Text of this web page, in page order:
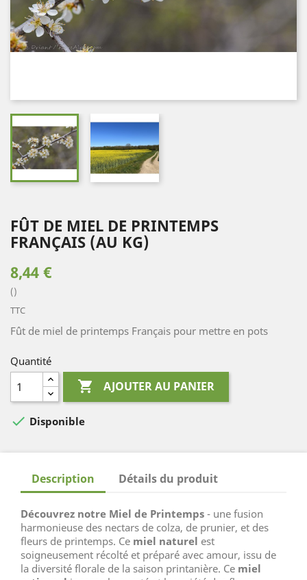
FÛT DE MIEL DE PRINTEMPS
FRANÇAIS (AU KG)
8,44 €
()
TTC
Fût de miel de printemps Français pour mettre en pots
Quantité
 AJOUTER AU PANIER
 Disponible
Description Détails du produit
Découvrez notre Miel de Printemps - une fusion
harmonieuse des nectars de colza, de prunier, et des
fleurs de printemps. Ce miel naturel est
soigneusement récolté et préparé avec amour, issu de
la diversité florale de la saison printanière. Ce miel